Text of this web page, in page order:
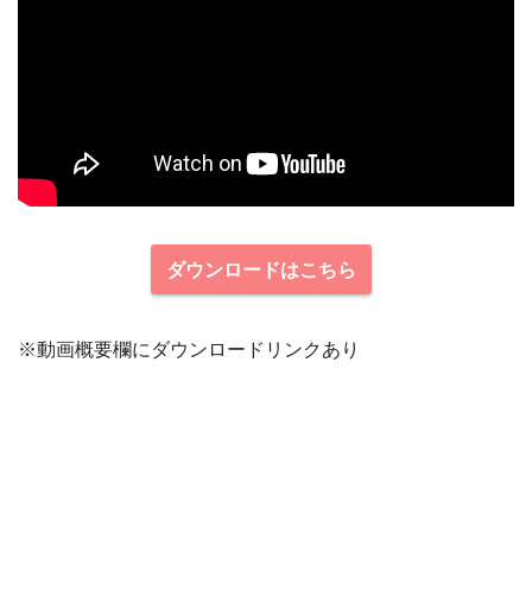
ダウンロードはこちら
※動画概要欄にダウンロードリンクあり